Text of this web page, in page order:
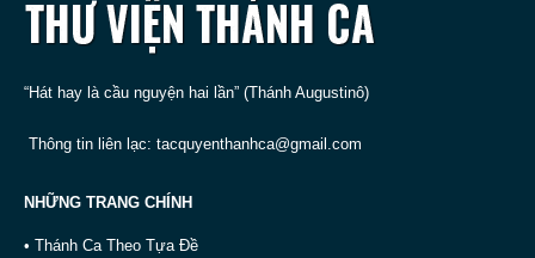
“Hát hay là cầu nguyện hai lần” (Thánh Augustinô)
Thông tin liên lạc: tacquyenthanhca@gmail.com
NHỮNG TRANG CHÍNH
• Thánh Ca Theo Tựa Đề